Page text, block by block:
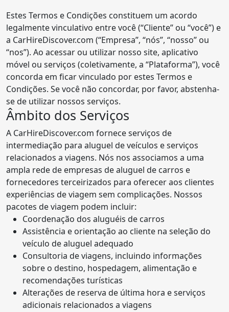
Estes Termos e Condições constituem um acordo
legalmente vinculativo entre você (“Cliente” ou “você”) e
a CarHireDiscover.com (“Empresa”, “nós”, “nosso” ou
“nos”). Ao acessar ou utilizar nosso site, aplicativo
móvel ou serviços (coletivamente, a “Plataforma”), você
concorda em ficar vinculado por estes Termos e
Condições. Se você não concordar, por favor, abstenha-
se de utilizar nossos serviços.
Âmbito dos Serviços
A CarHireDiscover.com fornece serviços de
intermediação para aluguel de veículos e serviços
relacionados a viagens. Nós nos associamos a uma
ampla rede de empresas de aluguel de carros e
fornecedores terceirizados para oferecer aos clientes
experiências de viagem sem complicações. Nossos
pacotes de viagem podem incluir:
Coordenação dos aluguéis de carros
Assistência e orientação ao cliente na seleção do
veículo de aluguel adequado
Consultoria de viagens, incluindo informações
sobre o destino, hospedagem, alimentação e
recomendações turísticas
Alterações de reserva de última hora e serviços
adicionais relacionados a viagens